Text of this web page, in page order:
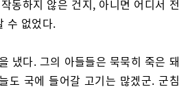
동하지 않은 건지, 아니면 어디서 전
수 없었다.
냈다. 그의 아들들은 묵묵히 죽은 돼
도 국에 들어갈 고기는 많겠군. 군침